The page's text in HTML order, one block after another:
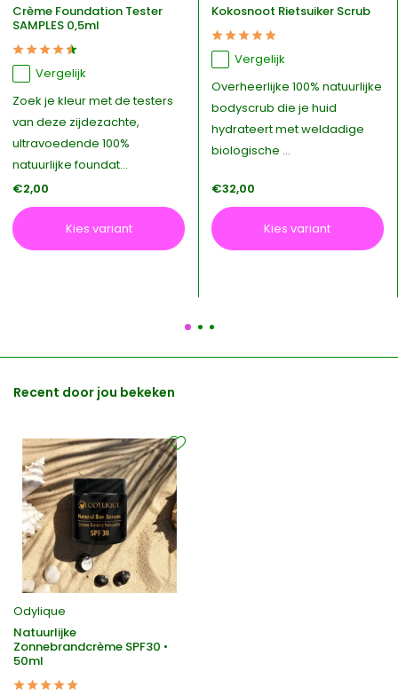
Crème Foundation Tester
SAMPLES 0,5ml
Vergelijk
Zoek je kleur met de testers
van deze zijdezachte,
ultravoedende 100%
natuurlijke foundat...
€2,00
Kies variant
Kokosnoot Rietsuiker Scrub
Vergelijk
Overheerlijke 100% natuurlijke
bodyscrub die je huid
hydrateert met weldadige
biologische ...
€32,00
Kies variant
Recent door jou bekeken
Odylique
Natuurlijke
Zonnebrandcrème SPF30 •
50ml